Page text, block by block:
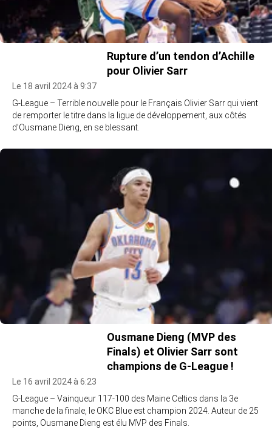
Rupture d’un tendon d’Achille
pour Olivier Sarr
Le 18 avril 2024 à 9:37
G-League – Terrible nouvelle pour le Français Olivier Sarr qui vient
de remporter le titre dans la ligue de développement, aux côtés
d’Ousmane Dieng, en se blessant.
Ousmane Dieng (MVP des
Finals) et Olivier Sarr sont
champions de G-League !
Le 16 avril 2024 à 6:23
G-League – Vainqueur 117-100 des Maine Celtics dans la 3e
manche de la finale, le OKC Blue est champion 2024. Auteur de 25
points, Ousmane Dieng est élu MVP des Finals.